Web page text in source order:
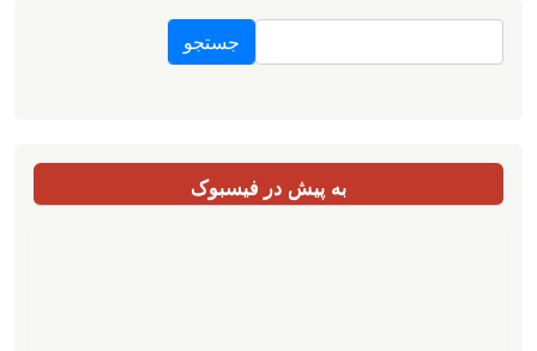
جستجو
به پیش در فیسبوک